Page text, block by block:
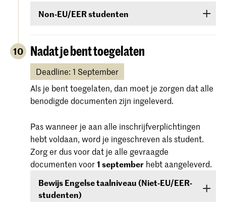
Suriname die de Engelse taal onvoldoende
dat je de Engelse taal onvoldoende beheerst,
ben je verplicht een cursus te volgen en in het
eerste jaar van de studie een bewijs van
beheersing te behalen.
Non-EU/EER studenten
masteropleiding of voorbereidende cursus en je
komt uit een land buiten de EU (met
uitzondering van Canada, Australië, Nieuw-
Zeeland, Verenigde Staten van Amerika of Zuid-
Afrika) dan moet jevoor 1 septemberaantonen
dat je over een voldoende niveau van de Engelse
taaltest IELTS, TOEFL, TOEIC of Cambridge
English (FCE/CAE/CPE). De scores hiervan zijn
twee jaar geldig, ze moeten geldig zijn op
september.
Het beoordelingsniveau is IELTS (6,0 of hoger)
10 Nadat je bent toegelaten
Deadline: 1 September
Als je bent toegelaten, dan moet je zorgen dat alle
benodigde documenten zijn ingeleverd.
Pas wanneer je aan alle inschrijfverplichtingen
hebt voldaan, word je ingeschreven als student.
Zorg er dus voor dat je alle gevraagde
documenten voor1 september hebt aangeleverd.
Bewijs Engelse taalniveau (Niet-EU/EER-
studenten)